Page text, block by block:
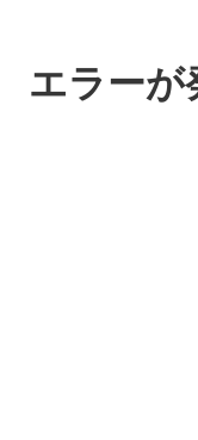
エラーが